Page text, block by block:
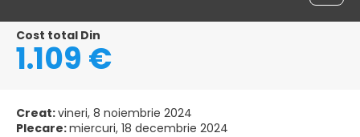
Cost total Din
1.109 €
Creat:vineri, 8 noiembrie 2024
Plecare:miercuri, 18 decembrie 2024